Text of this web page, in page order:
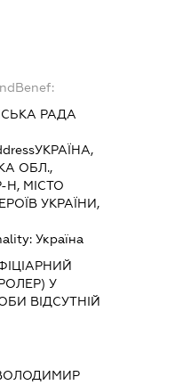
РАДА
УКРАЇНА,
ОБЛ.,
МІСТО
УКРАЇНИ,
Україна
У
ВІДСУТНІЙ